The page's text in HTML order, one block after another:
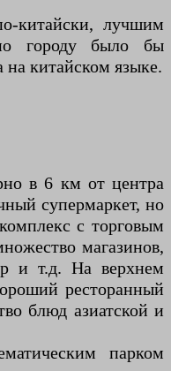
китайски, лучшим
городу было бы
на китайском языке.
в 6 км от центра
супермаркет, но
с торговым
магазинов,
и т.д. На верхнем
ресторанный
блюд азиатской и
парком